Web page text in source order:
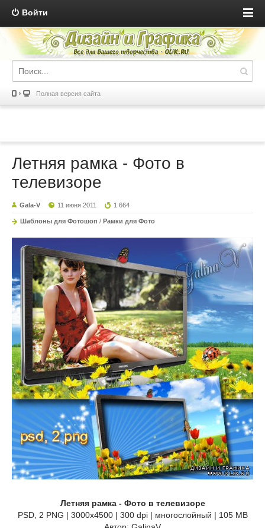
Войти
Полная версия сайта
Летняя рамка - Фото в
телевизоре
Gala-V 11 июня 2011 1 664
Шаблоны для Фотошоп / Рамки для Фото
Летняя рамка - Фото в телевизоре
PSD, 2 PNG | 3000x4500 | 300 dpi | многослойный | 105 MB